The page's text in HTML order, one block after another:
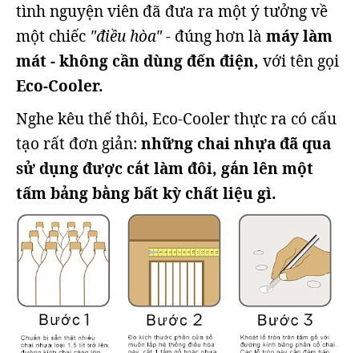
tình nguyện viên đã đưa ra một ý tưởng về
một chiếc "điều hòa"- đúng hơn là máy làm
mát - không cần dùng đến điện, với tên gọi
Eco-Cooler.
Nghe kêu thế thôi, Eco-Cooler thực ra có cấu
tạo rất đơn giản: những chai nhựa đã qua
sử dụng được cắt làm đôi, gắn lên một
tấm bảng bằng bất kỳ chất liệu gì.